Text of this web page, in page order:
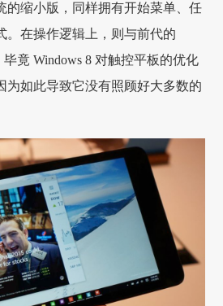
的缩小版，同样拥有开始菜单、任
。在操作逻辑上，则与前代的
毕竟 Windows 8 对触控平板的优化
为如此导致它没有照顾好大多数的